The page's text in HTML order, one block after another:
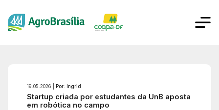
19.05.2026 | Por: Ingrid
Startup criada por estudantes da UnB aposta
em robótica no campo